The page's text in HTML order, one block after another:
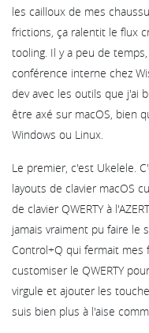
les cailloux de mes
frictions, ça ralentit le flux
tooling. Il y a peu de
conférence interne chez
dev avec les outils que j'ai
être axé sur macOS, bien
Windows ou Linux.
Le premier, c'est Ukelele.
layouts de clavier macOS
de clavier QWERTY à
jamais vraiment pu faire le
Control+Q qui fermait mes
customiser le QWERTY
virgule et ajouter les
suis bien plus à l'aise